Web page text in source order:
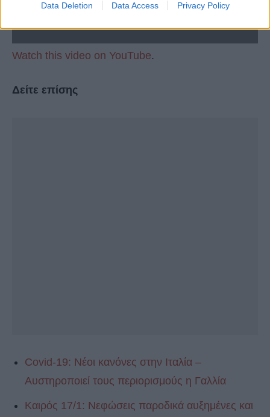
Data Deletion Data Access Privacy Policy
Watch this video on YouTube.
Δείτε επίσης
Covid-19: Νέοι κανόνες στην Ιταλία –
Αυστηροποιεί τους περιορισμούς η Γαλλία
Καιρός 17/1: Νεφώσεις παροδικά αυξημένες και